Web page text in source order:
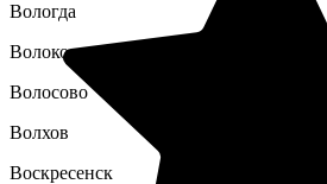
Вологда
Волоколамск
Волосово
Волхов
Воскресенск